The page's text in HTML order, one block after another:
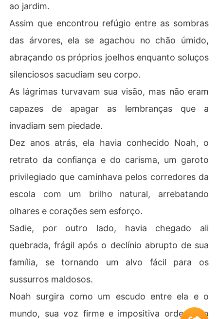
ao jardim.
Assim que encontrou refúgio entre as sombras
das árvores, ela se agachou no chão úmido,
abraçando os próprios joelhos enquanto soluços
silenciosos sacudiam seu corpo.
As lágrimas turvavam sua visão, mas não eram
capazes de apagar as lembranças que a
invadiam sem piedade.
Dez anos atrás, ela havia conhecido Noah, o
retrato da confiança e do carisma, um garoto
privilegiado que caminhava pelos corredores da
escola com um brilho natural, arrebatando
olhares e corações sem esforço.
Sadie, por outro lado, havia chegado ali
quebrada, frágil após o declínio abrupto de sua
família, se tornando um alvo fácil para os
sussurros maldosos.
Noah surgira como um escudo entre ela e o
mundo, sua voz firme e impositiva ordenando